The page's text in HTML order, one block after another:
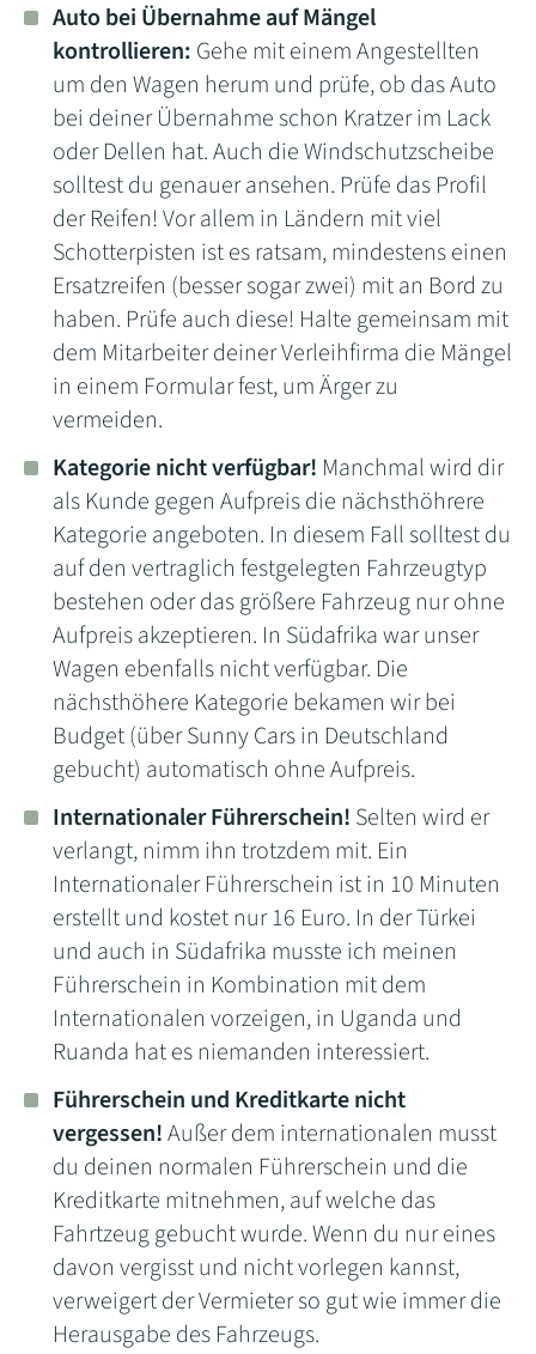
Auto bei Übernahme auf Mängel
kontrollieren: Gehe mit einem Angestellten
um den Wagen herum und prüfe, ob das Auto
bei deiner Übernahme schon Kratzer im Lack
oder Dellen hat. Auch die Windschutzscheibe
solltest du genauer ansehen. Prüfe das Profil
der Reifen! Vor allem in Ländern mit viel
Schotterpisten ist es ratsam, mindestens einen
Ersatzreifen (besser sogar zwei) mit an Bord zu
haben. Prüfe auch diese! Halte gemeinsam mit
dem Mitarbeiter deiner Verleihfirma die Mängel
in einem Formular fest, um Ärger zu
vermeiden.
Kategorie nicht verfügbar! Manchmal wird dir
als Kunde gegen Aufpreis die nächsthöhrere
Kategorie angeboten. In diesem Fall solltest du
auf den vertraglich festgelegten Fahrzeugtyp
bestehen oder das größere Fahrzeug nur ohne
Aufpreis akzeptieren. In Südafrika war unser
Wagen ebenfalls nicht verfügbar. Die
nächsthöhere Kategorie bekamen wir bei
Budget (über Sunny Cars in Deutschland
gebucht) automatisch ohne Aufpreis.
Internationaler Führerschein! Selten wird er
verlangt, nimm ihn trotzdem mit. Ein
Internationaler Führerschein ist in 10 Minuten
erstellt und kostet nur 16 Euro. In der Türkei
und auch in Südafrika musste ich meinen
Führerschein in Kombination mit dem
Internationalen vorzeigen, in Uganda und
Ruanda hat es niemanden interessiert.
Führerschein und Kreditkarte nicht
vergessen!Außer dem internationalen musst
du deinen normalen Führerschein und die
Kreditkarte mitnehmen, auf welche das
Fahrtzeug gebucht wurde. Wenn du nur eines
davon vergisst und nicht vorlegen kannst,
verweigert der Vermieter so gut wie immer die
Herausgabe des Fahrzeugs.